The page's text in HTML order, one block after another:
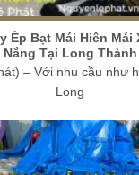
Ép Bạt Mái Hiên Mái
Nắng Tại Long Thành
– Với nhu cầu như
Long